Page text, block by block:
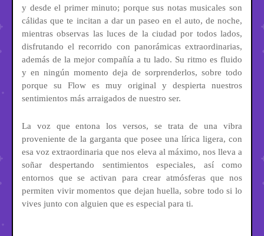
y desde el primer minuto; porque sus notas musicales son
cálidas que te incitan a dar un paseo en el auto, de noche,
mientras observas las luces de la ciudad por todos lados,
disfrutando el recorrido con panorámicas extraordinarias,
además de la mejor compañía a tu lado. Su ritmo es fluido
y en ningún momento deja de sorprenderlos, sobre todo
porque su Flow es muy original y despierta nuestros
sentimientos más arraigados de nuestro ser.
La voz que entona los versos, se trata de una vibra
proveniente de la garganta que posee una lírica ligera, con
esa voz extraordinaria que nos eleva al máximo, nos lleva a
soñar despertando sentimientos especiales, así como
entornos que se activan para crear atmósferas que nos
permiten vivir momentos que dejan huella, sobre todo si lo
vives junto con alguien que es especial para ti.